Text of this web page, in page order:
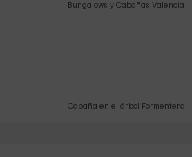
Bungalows y Cabañas Valencia
Cabaña en el árbol Formentera